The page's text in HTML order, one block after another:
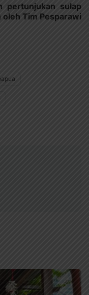
pertunjukan sulap
oleh Tim Pesparawi